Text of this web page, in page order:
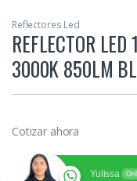
Reflectores Led
REFLECTOR
3000K 850LM
Cotizar ahora
Yulissa